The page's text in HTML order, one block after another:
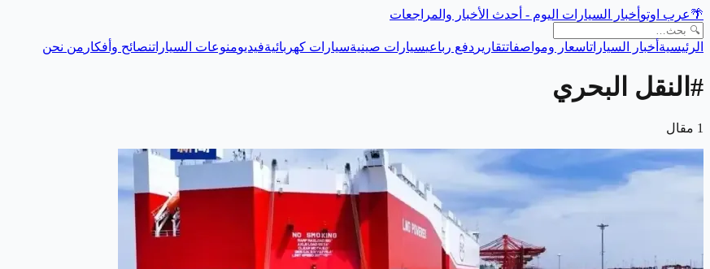
🌴عرب اوتو أخبار السيارات اليوم - أحدث الأخبار والمراجعات
الرئيسية أخبار السياراتاسعار ومواصفاتتقارير دفع رباعيسيارات صينيةسيارات كهربائيةفيديومنوعات السياراتنصائح وأفكار من نحن
# النقل البحري
1 مقال